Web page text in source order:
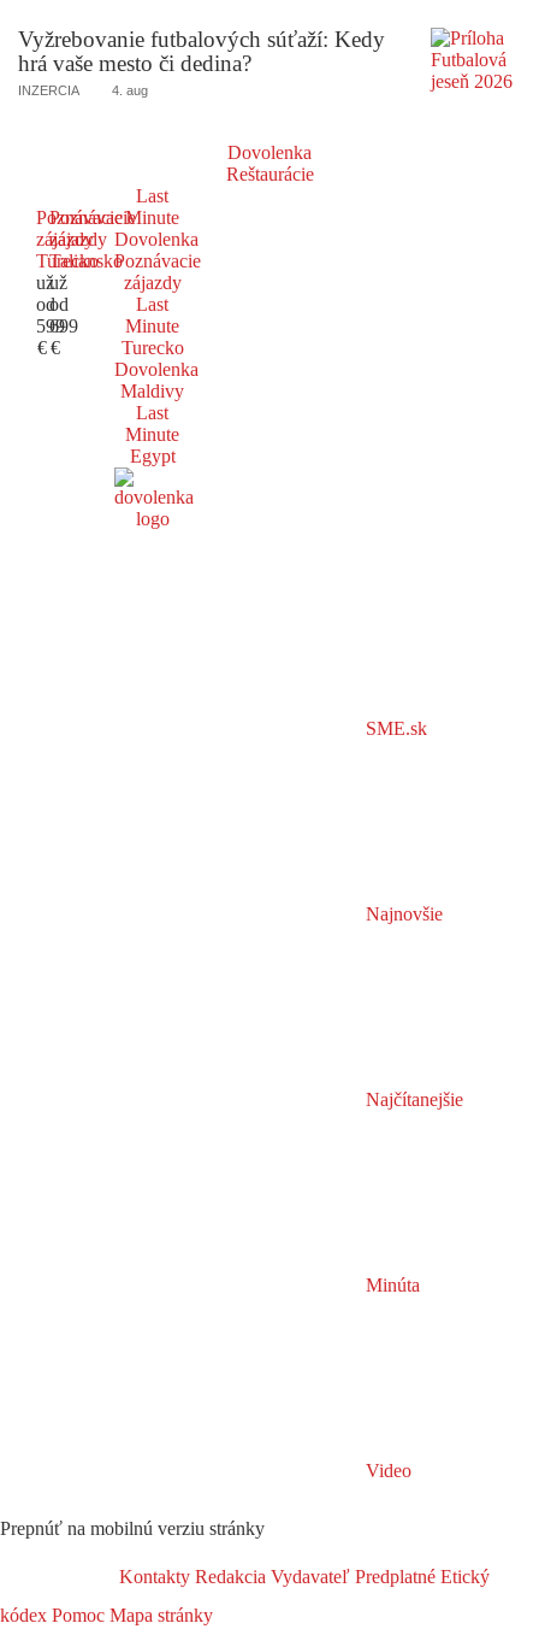
Vyžrebovanie futbalových súťaží: Kedy
hrá vaše mesto či dedina?
INZERCIA 4. aug
Dovolenka
Reštaurácie
Poznávacie
zájazdy
Turecko
už
od
599
€
Poznávacie
zájazdy
Taliansko
už
od
699
€
Last
Minute
Dovolenka
Poznávacie
zájazdy
Last
Minute
Turecko
Dovolenka
Maldivy
Last
Minute
Egypt
SME.sk
Najnovšie
Najčítanejšie
Minúta
Video
Prepnúť na mobilnú verziu stránky
Kontakty Redakcia Vydavateľ Predplatné Etický
kódex Pomoc Mapa stránky